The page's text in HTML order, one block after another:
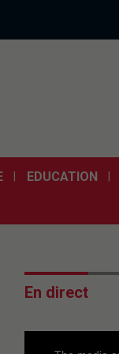
EDUCATION
En direct